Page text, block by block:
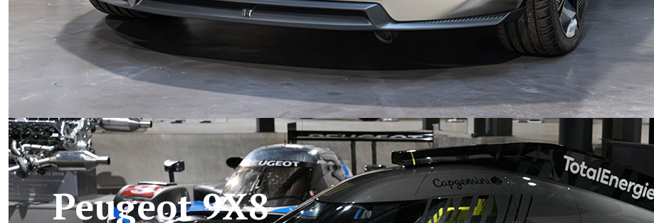
Peugeot 9X8